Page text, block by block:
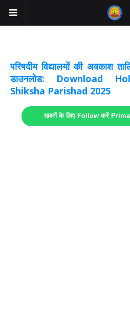
परिषदीय विद्यालयों की अवकाश
डाउनलोड: Download
Shiksha Parishad 2025
खबरों के लिए Follow करें